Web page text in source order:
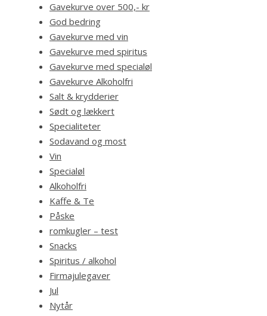
Gavekurve over 500,- kr
God bedring
Gavekurve med vin
Gavekurve med spiritus
Gavekurve med specialøl
Gavekurve Alkoholfri
Salt & krydderier
Sødt og lækkert
Specialiteter
Sodavand og most
Vin
Specialøl
Alkoholfri
Kaffe & Te
Påske
romkugler – test
Snacks
Spiritus / alkohol
Firmajulegaver
Jul
Nytår